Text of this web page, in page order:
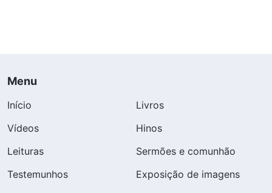
Menu
Início
Livros
Vídeos
Hinos
Leituras
Sermões e comunhão
Testemunhos
Exposição de imagens